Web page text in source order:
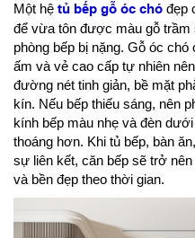
Một hệ tủ bếp gỗ óc chó đẹp
để vừa tôn được màu gỗ trầm
phòng bếp bị nặng. Gỗ óc
ấm và vẻ cao cấp tự nhiên
đường nét tinh giản, bề mặt
kín. Nếu bếp thiếu sáng, nên
kính bếp màu nhẹ và đèn
thoáng hơn. Khi tủ bếp, bàn
sự liên kết, căn bếp sẽ trở
và bền đẹp theo thời gian.